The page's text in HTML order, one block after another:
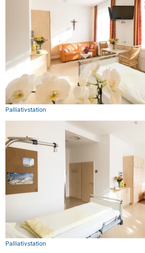
Palliativstation
Palliativstation